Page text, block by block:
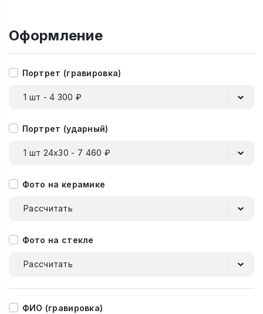
Оформление
Портрет (гравировка)
1 шт - 4 300 ₽
Портрет (ударный)
1 шт 24х30 - 7 460 ₽
Фото на керамике
Рассчитать
Фото на стекле
Рассчитать
ФИО (гравировка)